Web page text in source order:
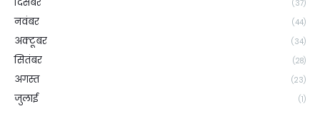
(37)
नवंबर (44)
अक्टूबर (34)
सितंबर (28)
अगस्त (23)
जुलाई (1)